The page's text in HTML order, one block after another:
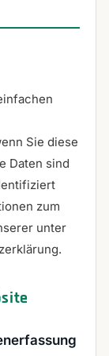
Sie diese
Daten sind
zum
unter